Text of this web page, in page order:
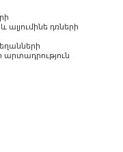
դռների
արտադրություն